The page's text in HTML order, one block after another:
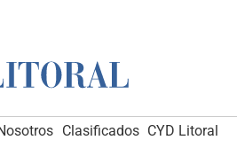
Clasificados CYD Litoral